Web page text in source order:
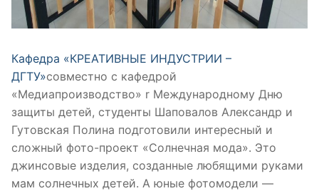
Кафедра «КРЕАТИВНЫЕ ИНДУСТРИИ –
ДГТУ»совместно с кафедрой
«Медиапроизводство» r Международному Дню
защиты детей, студенты Шаповалов Александр и
Гутовская Полина подготовили интересный и
сложный фото-проект «Солнечная мода». Это
джинсовые изделия, созданные любящими руками
мам солнечных детей. А юные фотомодели —